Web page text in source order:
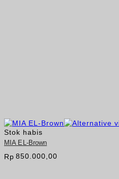
Stok habis
MIA EL-Brown
Rp 850.000,00